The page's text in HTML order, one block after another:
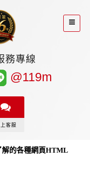
務專線
@119m
客服
解的各種網頁HTML